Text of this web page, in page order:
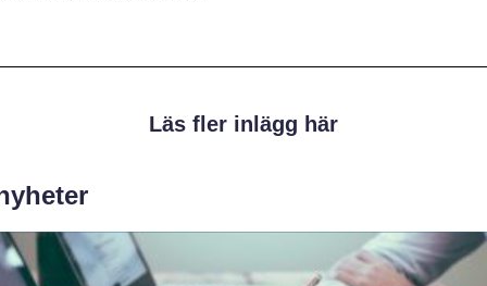
Läs fler inlägg här